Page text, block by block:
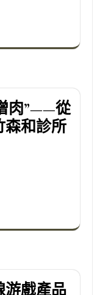
肉”——從
森和診所
游戲產品